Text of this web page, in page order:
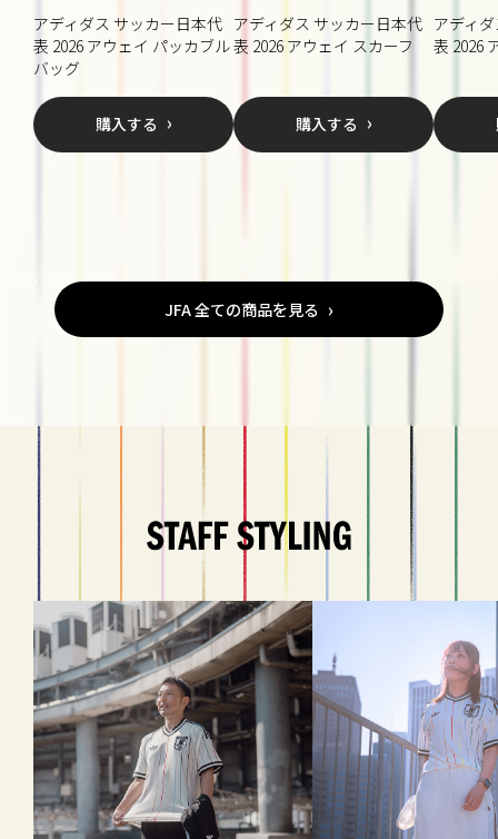
アディダス サッカー日本代
表 2026 アウェイ パッカブル
バッグ
購入する
アディダス サッカー日本代
表 2026 アウェイ スカーフ
購入する
アディ
表 2026
JFA 全ての商品を見る